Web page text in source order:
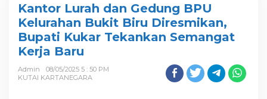
Kantor Lurah dan Gedung BPU
Kelurahan Bukit Biru Diresmikan,
Bupati Kukar Tekankan Semangat
Kerja Baru
Admin
08/05/2025 5 : 50 PM
KUTAI KARTANEGARA